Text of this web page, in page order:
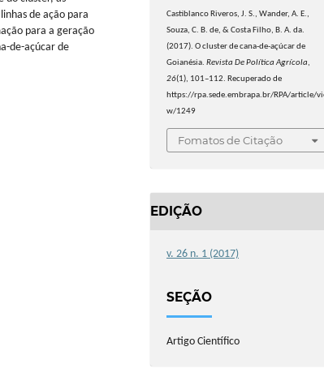
de ação para
para a geração
de-açúcar de
Castiblanco Riveros, J. S., Wander, A. E.,
Souza, C. B. de, & Costa Filho, B. A. da.
(2017). O cluster de cana-de-açúcar de
Goianésia.Revista De Política Agrícola,
26(1), 101–112. Recuperado de
https://rpa.sede.embrapa.br/RPA/article/
w/1249
Fomatos de Citação
EDIÇÃO
v. 26 n. 1 (2017)
SEÇÃO
Artigo Científico